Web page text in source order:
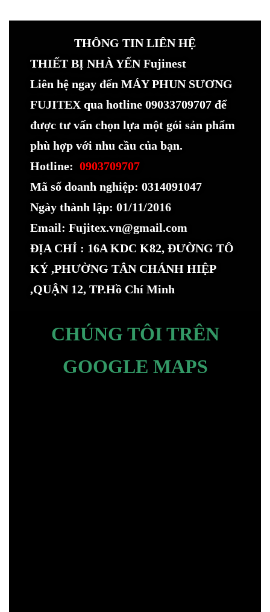
THÔNG TIN LIÊN HỆ
THIẾT BỊ NHÀ YẾN Fujinest
Liên hệ ngay đến MÁY PHUN SƯƠNG
FUJITEX qua hotline 09033709707 để
được tư vấn chọn lựa một gói sản phẩm
phù hợp với nhu cầu của bạn.
Hotline: 0903709707
Mã số doanh nghiệp: 0314091047
Ngày thành lập: 01/11/2016
Email: Fujitex.vn@gmail.com
ĐỊA CHỈ : 16A KDC K82, ĐƯỜNG TÔ
KÝ ,PHƯỜNG TÂN CHÁNH HIỆP
,QUẬN 12, TP.Hồ Chí Minh
CHÚNG TÔI TRÊN
GOOGLE MAPS